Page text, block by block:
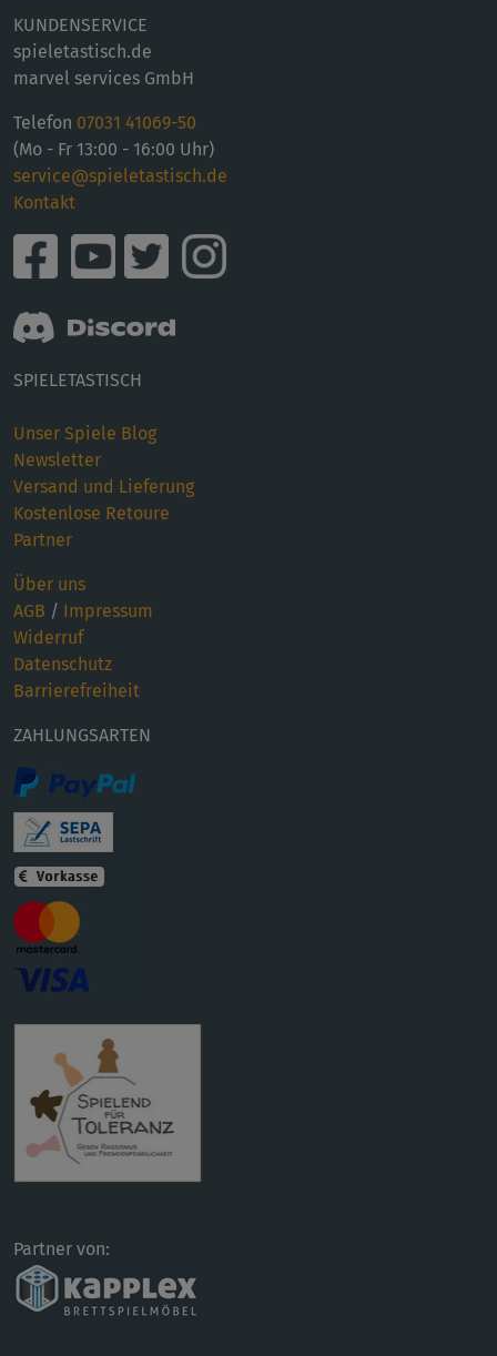
KUNDENSERVICE
spieletastisch.de
marvel services GmbH
Telefon 07031 41069-50
(Mo - Fr 13:00 - 16:00 Uhr)
service@spieletastisch.de
Kontakt
SPIELETASTISCH
Unser Spiele Blog
Newsletter
Versand und Lieferung
Kostenlose Retoure
Partner
Über uns
AGB / Impressum
Widerruf
Datenschutz
Barrierefreiheit
ZAHLUNGSARTEN
Partner von: